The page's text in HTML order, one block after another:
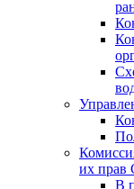
их прав
В